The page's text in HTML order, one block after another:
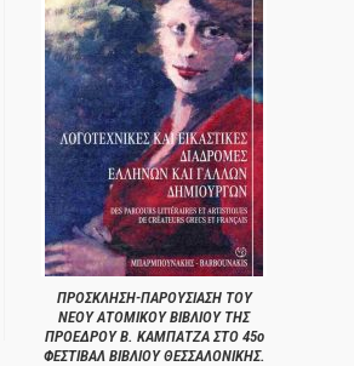
ΠΡΟΣΚΛΗΣΗ-ΠΑΡΟΥΣΙΑΣΗ ΤΟΥ
ΝΕΟΥ ΑΤΟΜΙΚΟΥ ΒΙΒΛΙΟΥ ΤΗΣ
ΠΡΟΕΔΡΟΥ Β. ΚΑΜΠΑΤΖΑ ΣΤΟ 45ο
ΦΕΣΤΙΒΑΛ ΒΙΒΛΙΟΥ ΘΕΣΣΑΛΟΝΙΚΗΣ.